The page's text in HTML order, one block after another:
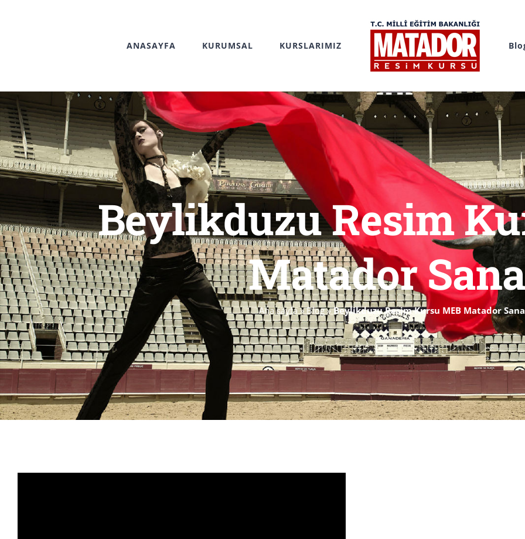
ANASAYFA KURUMSAL KURSLARIMIZ
Beylikduzu Resim
Matador
Ana sayfa»Blog»Beylikduzu Resim Kursu MEB Matador